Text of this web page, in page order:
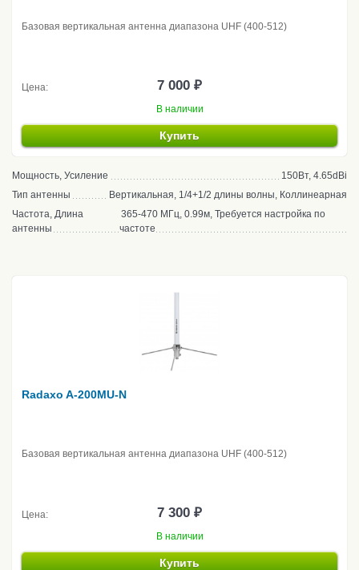
Базовая вертикальная антенна диапазона UHF (400-512)
Цена: 7 000 ₽
В наличии
Купить
Мощность, Усиление
150Вт, 4.65dBi
Тип антенны
Вертикальная, 1/4+1/2 длины волны, Коллинеарная
Частота, Длина
антенны
365-470 МГц, 0.99м, Требуется настройка по
частоте
Radaxo A-200MU-N
Базовая вертикальная антенна диапазона UHF (400-512)
Цена: 7 300 ₽
В наличии
Купить